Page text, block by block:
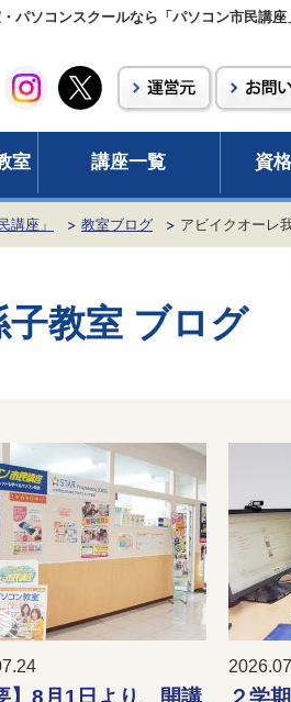
パソコンスクールなら「パソコン市民講座
室 講座一覧 資
講座」 教室ブログ アビイクオーレ
教室 ブログ
】8月1日より、開講
２学